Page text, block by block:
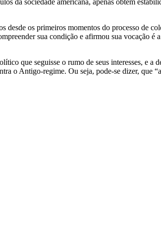
da sociedade americana, apenas obtém
desde os primeiros momentos do processo de
sua condição e afirmou sua vocação é
que seguisse o rumo de seus interesses, e a
o Antigo-regime. Ou seja, pode-se dizer, que